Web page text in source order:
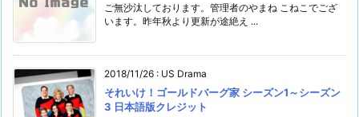
ご無沙汰しております。管理者のやまね こねこでござ
います。昨年秋より更新が途絶え ...
2018/11/26 : US Drama
それいけ！ゴールドバーグ家 シーズン1～シーズン
3 日本語版クレジット